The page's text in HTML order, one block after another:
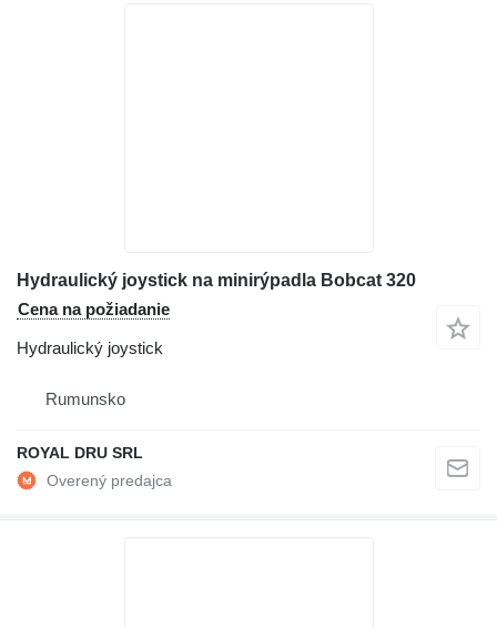
Hydraulický joystick na minirýpadla Bobcat 320
Cena na požiadanie
Hydraulický joystick
Rumunsko
ROYAL DRU SRL